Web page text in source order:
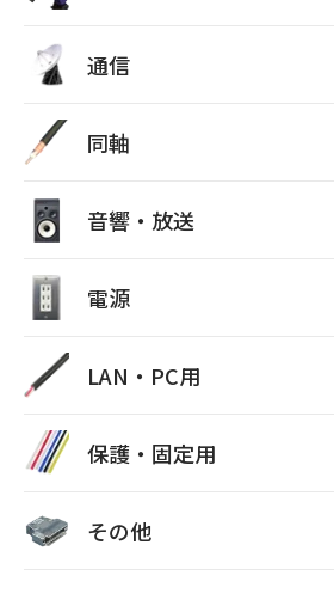
通信
同軸
音響・放送
電源
LAN・PC用
保護・固定用
その他